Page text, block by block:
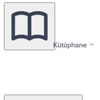
Kütüphane